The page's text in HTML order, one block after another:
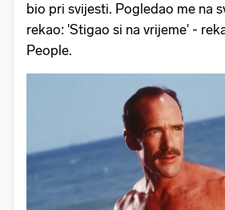
bio pri svijesti. Pogledao me na
rekao: 'Stigao si na vrijeme' -
People.